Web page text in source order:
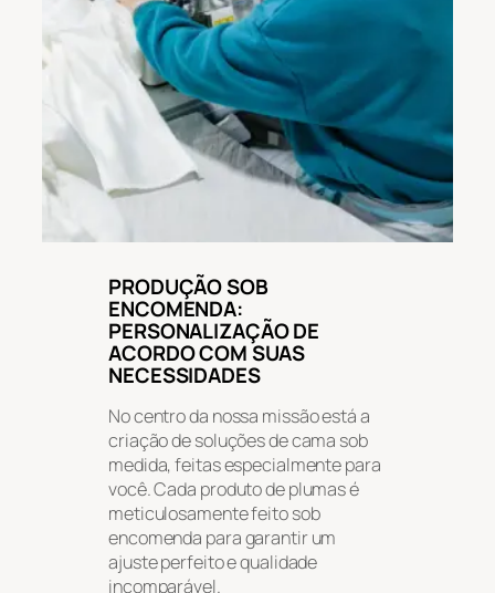
PRODUÇÃO SOB
ENCOMENDA:
PERSONALIZAÇÃO DE
ACORDO COM SUAS
NECESSIDADES
No centro da nossa missão está a
criação de soluções de cama sob
medida, feitas especialmente para
você. Cada produto de plumas é
meticulosamente feito sob
encomenda para garantir um
ajuste perfeito e qualidade
incomparável.